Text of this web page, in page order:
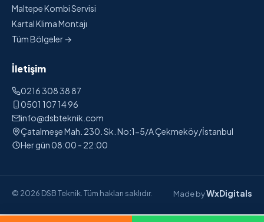
Maltepe Kombi Servisi
Kartal Klima Montajı
Tüm Bölgeler →
İletişim
0216 308 38 87
0501 107 14 96
info@dsbteknik.com
Çatalmeşe Mah. 230. Sk. No:1-5/A Çekmeköy/İstanbul
Her gün 08:00 - 22:00
© 2026 DSB Teknik. Tüm hakları saklıdır. Made byWxDigitals